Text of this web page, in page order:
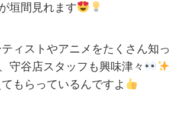
垣間見れます
ィストやアニメをたくさん知っ
守谷店スタッフも興味津々
もらっているんですよ